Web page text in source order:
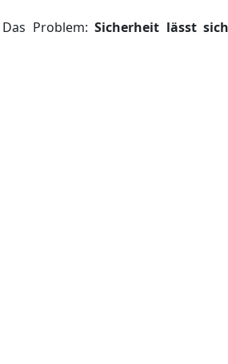
Problem: Sicherheit lässt